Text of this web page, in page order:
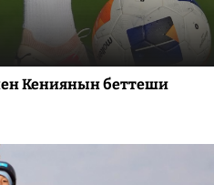
Кениянын беттеши